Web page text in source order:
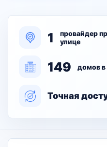
1
провайдер
улице
149 домов в
Точная